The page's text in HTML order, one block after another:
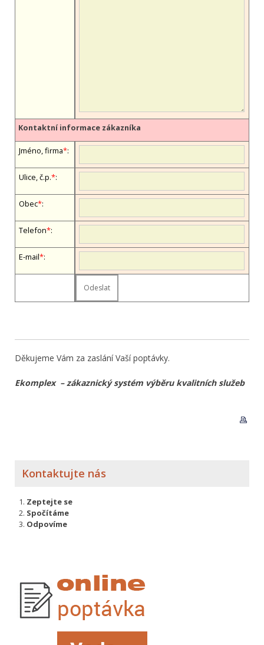
Kontaktní informace zákazníka
Jméno, firma*:
Ulice, č.p.*:
Obec*:
Telefon*:
E-mail*:
Děkujeme Vám za zaslání Vaší poptávky.
Ekomplex – zákaznický systém výběru kvalitních služeb
Kontaktujte nás
Zeptejte se
Spočítáme
Odpovíme